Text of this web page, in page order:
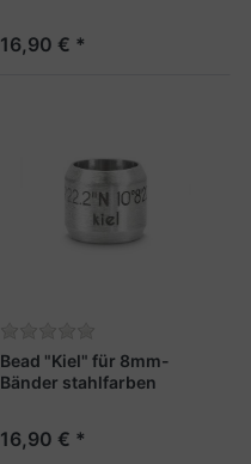
16,90 € *
Bead "Kiel" für 8mm-
Bänder stahlfarben
16,90 € *